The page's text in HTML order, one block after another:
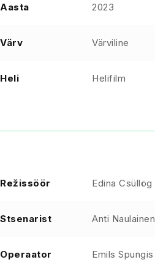
Aasta 2023
Värv Värviline
Heli Helifilm
Režissöör Edina Csüllög
Stsenarist Anti Naulainen
Operaator Emils Spungis